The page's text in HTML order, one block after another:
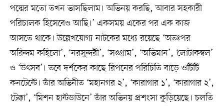
পদ্মের মতো তখন ভাসছিলাম। অভিনয় করছি, আবার সহকারী
পরিচালক হিসেবেও আছি।’ একসময় একের পর এক কাজ
আসতে থাকে। উল্লেখযোগ্য নাটকের মধ্যে রয়েছে ‘অতঃপর
অরিন্দম কহিলো’, ‘নরসুন্দরী’, ‘সঙগ্রাম’, ‘অভিমান’, ‘লোটাকম্বল’
ও ‘উৎসব’। তবে দর্শকের কাছে রিপনের পরিচিতি বাড়ে ওটিটি
কনটেন্টে। তাঁর অভিনীত ‘মহানগর ২’, ‘কারাগার ১’, ‘কারাগার ২’,
‘টেক্কা’, ‘মিশন হান্টডাউনে’ তাঁর অভিনয় প্রশংসা কুড়িয়েছে। চলতি